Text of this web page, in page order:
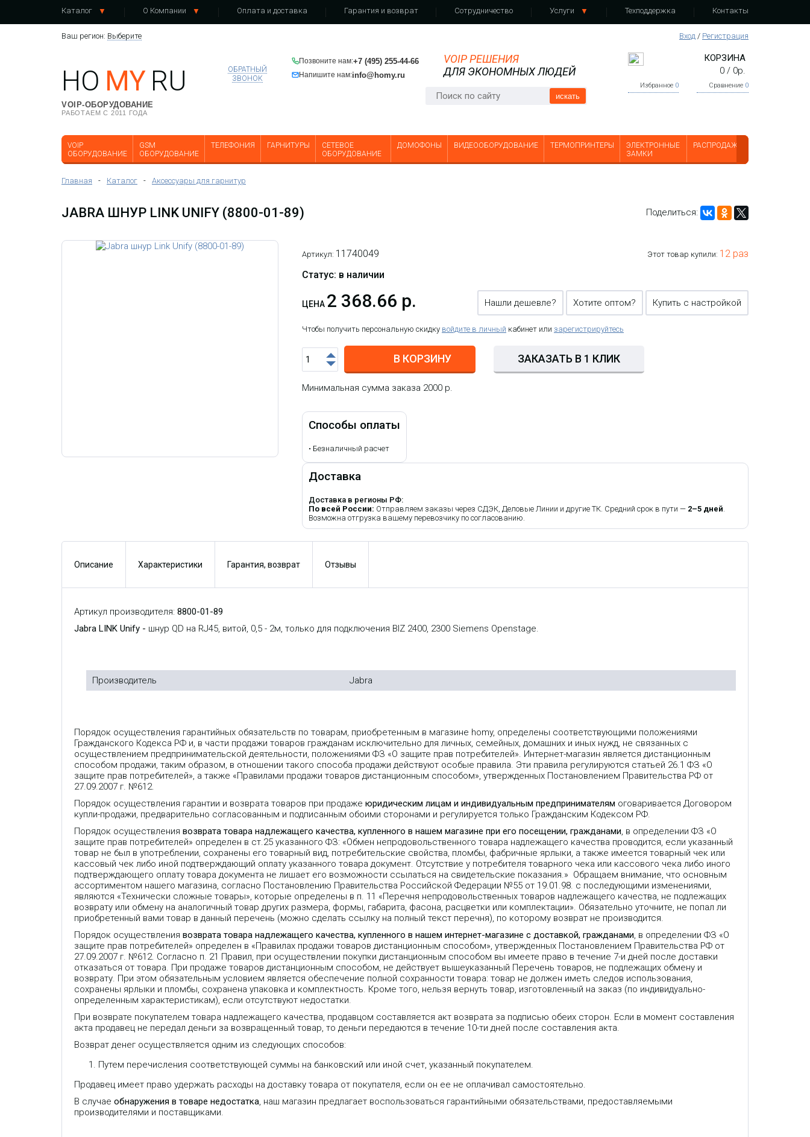
Каталог О Компании Оплата и доставка Гарантия и возврат Сотрудничество Услуги Техподдержка Контакты
Ваш регион: Выберите Вход / Регистрация
HO MY RU
VOIP-ОБОРУДОВАНИЕ
РАБОТАЕМ С 2011 ГОДА
Позвоните нам:+7 (495) 255-44-66
Напишите нам:info@homy.ru
ОБРАТНЫЙ
ЗВОНОК
VOIP РЕШЕНИЯ
ДЛЯ ЭКОНОМНЫХ ЛЮДЕЙ
искать
КОРЗИНА
0/ 0р.
Избранное 0 Сравнение 0
VOIP
ОБОРУДОВАНИЕ
GSM
ОБОРУДОВАНИЕ
ТЕЛЕФОНИЯ ГАРНИТУРЫ
СЕТЕВОЕ
ОБОРУДОВАНИЕ
ДОМОФОНЫ ВИДЕООБОРУДОВАНИЕ ТЕРМОПРИНТЕРЫ
ЭЛЕКТРОННЫЕ
ЗАМКИ
РАСПРОДАЖА
Главная - Каталог - Аксессуары для гарнитур
JABRA ШНУР LINK UNIFY (8800-01-89) Поделиться:
Артикул: 11740049
Статус: в наличии
Этот товар купили: 12 раз
ЦЕНА 2 368.66 р. Нашли дешевле? Хотите оптом? Купить с настройкой
Чтобы получить персональную скидку войдите в личный кабинет или зарегистрируйтесь
В КОРЗИНУ ЗАКАЗАТЬ В 1 КЛИК
Минимальная сумма заказа 2000 р.
Способы оплаты
• Безналичный расчет
Доставка
Доставка в регионы РФ:
По всей России: Отправляем заказы через СДЭК, Деловые Линии и другие ТК. Средний срок в пути — 2–5 дней.
Возможна отгрузка вашему перевозчику по согласованию.
Описание Характеристики Гарантия, возврат Отзывы
Артикул производителя: 8800-01-89
Jabra LINK Unify - шнур QD на RJ45, витой, 0,5 - 2м, только для подключения BIZ 2400, 2300 Siemens Openstage.
Производитель Jabra
Порядок осуществления гарантийных обязательств по товарам, приобретенным в магазине homy, определены соответствующими положениями
Гражданского Кодекса РФ и, в части продажи товаров гражданам исключительно для личных, семейных, домашних и иных нужд, не связанных с
осуществлением предпринимательской деятельности, положениями ФЗ «О защите прав потребителей». Интернет-магазин является дистанционным
способом продажи, таким образом, в отношении такого способа продажи действуют особые правила. Эти правила регулируются статьей 26.1 ФЗ «О
защите прав потребителей», а также «Правилами продажи товаров дистанционным способом», утвержденных Постановлением Правительства РФ от
27.09.2007 г. №612.
Порядок осуществления гарантии и возврата товаров при продаже юридическим лицам и индивидуальным предпринимателям оговаривается Договором
купли-продажи, предварительно согласованным и подписанным обоими сторонами и регулируется только Гражданским Кодексом РФ.
Порядок осуществления возврата товара надлежащего качества, купленного в нашем магазине при его посещении, гражданами, в определении ФЗ «О
защите прав потребителей» определен в ст.25 указанного ФЗ: «Обмен непродовольственного товара надлежащего качества проводится, если указанный
товар не был в употреблении, сохранены его товарный вид, потребительские свойства, пломбы, фабричные ярлыки, а также имеется товарный чек или
кассовый чек либо иной подтверждающий оплату указанного товара документ. Отсутствие у потребителя товарного чека или кассового чека либо иного
подтверждающего оплату товара документа не лишает его возможности ссылаться на свидетельские показания.» Обращаем внимание, что основным
ассортиментом нашего магазина, согласно Постановлению Правительства Российской Федерации №55 от 19.01.98. с последующими изменениями,
являются «Технически сложные товары», которые определены в п. 11 «Перечня непродовольственных товаров надлежащего качества, не подлежащих
возврату или обмену на аналогичный товар других размера, формы, габарита, фасона, расцветки или комплектации». Обязательно уточните, не попал ли
приобретенный вами товар в данный перечень (можно сделать ссылку на полный текст перечня), по которому возврат не производится.
Порядок осуществления возврата товара надлежащего качества, купленного в нашем интернет-магазине с доставкой, гражданами, в определении ФЗ «О
защите прав потребителей» определен в «Правилах продажи товаров дистанционным способом», утвержденных Постановлением Правительства РФ от
27.09.2007 г. №612. Согласно п. 21 Правил, при осуществлении покупки дистанционным способом вы имеете право в течение 7-и дней после доставки
отказаться от товара. При продаже товаров дистанционным способом, не действует вышеуказанный Перечень товаров, не подлежащих обмену и
возврату. При этом обязательным условием является обеспечение полной сохранности товара: товар не должен иметь следов использования,
сохранены ярлыки и пломбы, сохранена упаковка и комплектность. Кроме того, нельзя вернуть товар, изготовленный на заказ (по индивидуально-
определенным характеристикам), если отсутствуют недостатки.
При возврате покупателем товара надлежащего качества, продавцом составляется акт возврата за подписью обеих сторон. Если в момент составления
акта продавец не передал деньги за возвращенный товар, то деньги передаются в течение 10-ти дней после составления акта.
Возврат денег осуществляется одним из следующих способов:
Путем перечисления соответствующей суммы на банковский или иной счет, указанный покупателем.
Продавец имеет право удержать расходы на доставку товара от покупателя, если он ее не оплачивал самостоятельно.
В случае обнаружения в товаре недостатка, наш магазин предлагает воспользоваться гарантийными обязательствами, предоставляемыми
производителями и поставщиками.